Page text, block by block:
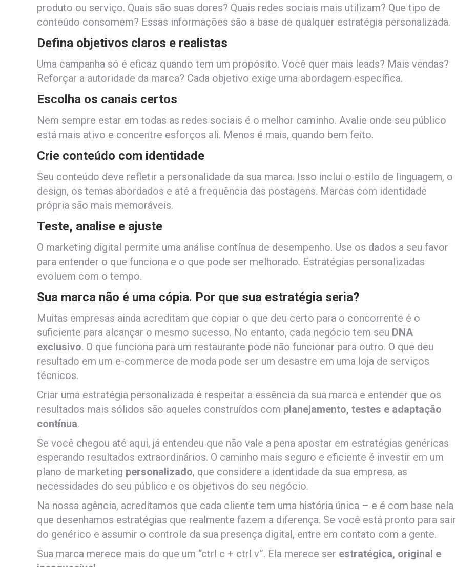
produto ou serviço. Quais são suas dores? Quais redes sociais mais utilizam? Que tipo de
conteúdo consomem? Essas informações são a base de qualquer estratégia personalizada.
Defina objetivos claros e realistas
Uma campanha só é eficaz quando tem um propósito. Você quer mais leads? Mais vendas?
Reforçar a autoridade da marca? Cada objetivo exige uma abordagem específica.
Escolha os canais certos
Nem sempre estar em todas as redes sociais é o melhor caminho. Avalie onde seu público
está mais ativo e concentre esforços ali. Menos é mais, quando bem feito.
Crie conteúdo com identidade
Seu conteúdo deve refletir a personalidade da sua marca. Isso inclui o estilo de linguagem, o
design, os temas abordados e até a frequência das postagens. Marcas com identidade
própria são mais memoráveis.
Teste, analise e ajuste
O marketing digital permite uma análise contínua de desempenho. Use os dados a seu favor
para entender o que funciona e o que pode ser melhorado. Estratégias personalizadas
evoluem com o tempo.
Sua marca não é uma cópia. Por que sua estratégia seria?
Muitas empresas ainda acreditam que copiar o que deu certo para o concorrente é o
suficiente para alcançar o mesmo sucesso. No entanto, cada negócio tem seu DNA
exclusivo. O que funciona para um restaurante pode não funcionar para outro. O que deu
resultado em um e-commerce de moda pode ser um desastre em uma loja de serviços
técnicos.
Criar uma estratégia personalizada é respeitar a essência da sua marca e entender que os
resultados mais sólidos são aqueles construídos com planejamento, testes e adaptação
contínua.
Se você chegou até aqui, já entendeu que não vale a pena apostar em estratégias genéricas
esperando resultados extraordinários. O caminho mais seguro e eficiente é investir em um
plano de marketing personalizado, que considere a identidade da sua empresa, as
necessidades do seu público e os objetivos do seu negócio.
Na nossa agência, acreditamos que cada cliente tem uma história única – e é com base nela
que desenhamos estratégias que realmente fazem a diferença. Se você está pronto para sair
do genérico e assumir o controle da sua presença digital, entre em contato com a gente.
Sua marca merece mais do que um “ctrl c + ctrl v”. Ela merece ser estratégica, original e